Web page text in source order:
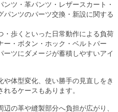
ツ・革パンツ・レザースカート・
パンツのパーツ交換・新設に関する
・歩くといった日常動作による負荷
ー・ボタン・ホック・ベルトパー
ーツにダメージが蓄積しやすいアイ
や体型変化、使い勝手の見直しをき
るケースもあります。
の革や縫製部分へ負担が広がり、